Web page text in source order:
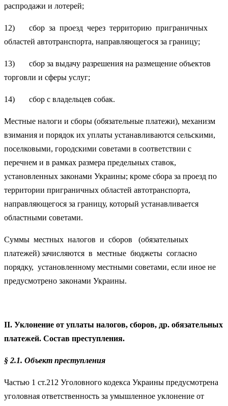
распродажи и лотерей;
12) сбор за проезд через территорию приграничных
областей автотранспорта, направляющегося за границу;
13) сбор за выдачу разрешения на размещение объектов
торговли и сферы услуг;
14) сбор с владельцев собак.
Местные налоги и сборы (обязательные платежи), механизм
взимания и порядок их уплаты устанавливаются сельскими,
поселковыми, городскими советами в соответствии с
перечнем и в рамках размера предельных ставок,
установленных законами Украины; кроме сбора за проезд по
территории приграничных областей автотранспорта,
направляющегося за границу, который устанавливается
областными советами.
Суммы местных налогов и сборов (обязательных
платежей) зачисляются в местные бюджеты согласно
порядку, установленному местными советами, если иное не
предусмотрено законами Украины.
II. Уклонение от уплаты налогов, сборов, др. обязательных
платежей. Состав преступления.
§ 2.1. Объект преступления
Частью 1 ст.212 Уголовного кодекса Украины предусмотрена
уголовная ответственность за умышленное уклонение от